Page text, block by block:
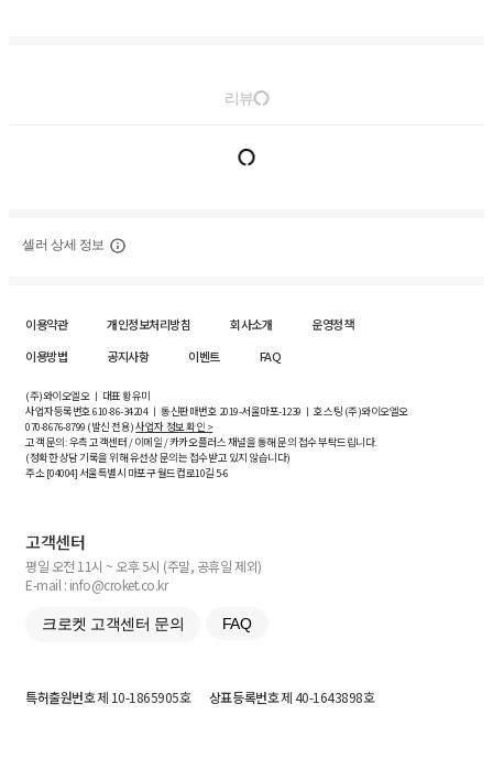
리뷰
셀러 상세 정보
이용약관 개인정보처리방침 회사소개
운영정책
이용방법
공지사항 이벤트 FAQ
(주)와이오엘오 ㅣ 대표 황유미
사업자등록번호610-86-34204ㅣ 통신판매번호 2019-서울마포-1239 ㅣ 호스팅 (주)와이오엘오
070-8676-8799 (발신 전용)사업자 정보 확인 >
고객 문의: 우측 고객센터 / 이메일 / 카카오플러스 채널을 통해 문의 접수 부탁드립니다.
(정확한 상담 기록을 위해 유선상 문의는 접수받고 있지 않습니다)
주소 [04004] 서울특별시 마포구 월드컵로10길5-6
고객센터
평일 오전 11시 ~ 오후 5시 (주말, 공휴일 제외)
E-mail : info@croket.co.kr
크로켓 고객센터 문의 FAQ
특허출원번호제 10-1865905호 상표등록번호제 40-1643898호